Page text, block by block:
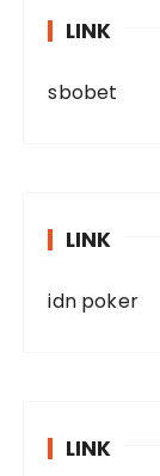
LINK
sbobet
LINK
idn poker
LINK